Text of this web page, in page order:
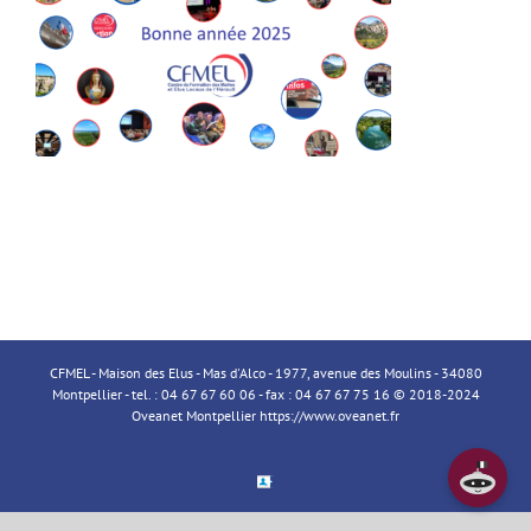
CFMEL - Maison des Elus - Mas d'Alco - 1977, avenue des Moulins - 34080
Montpellier - tel. : 04 67 67 60 06 - fax : 04 67 67 75 16 © 2018-2024
Oveanet Montpellier https://www.oveanet.fr
Espace